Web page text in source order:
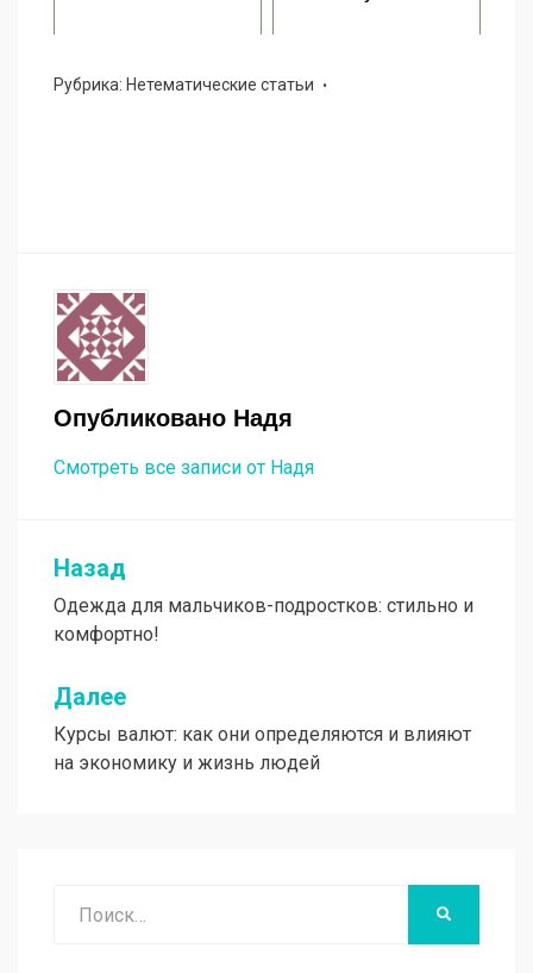
Рубрика: Нетематические статьи
Опубликовано Надя
Смотреть все записи от Надя
Навигация
по
записям
Назад
Одежда для мальчиков-подростков: стильно и
комфортно!
Далее
Курсы валют: как они определяются и влияют
на экономику и жизнь людей